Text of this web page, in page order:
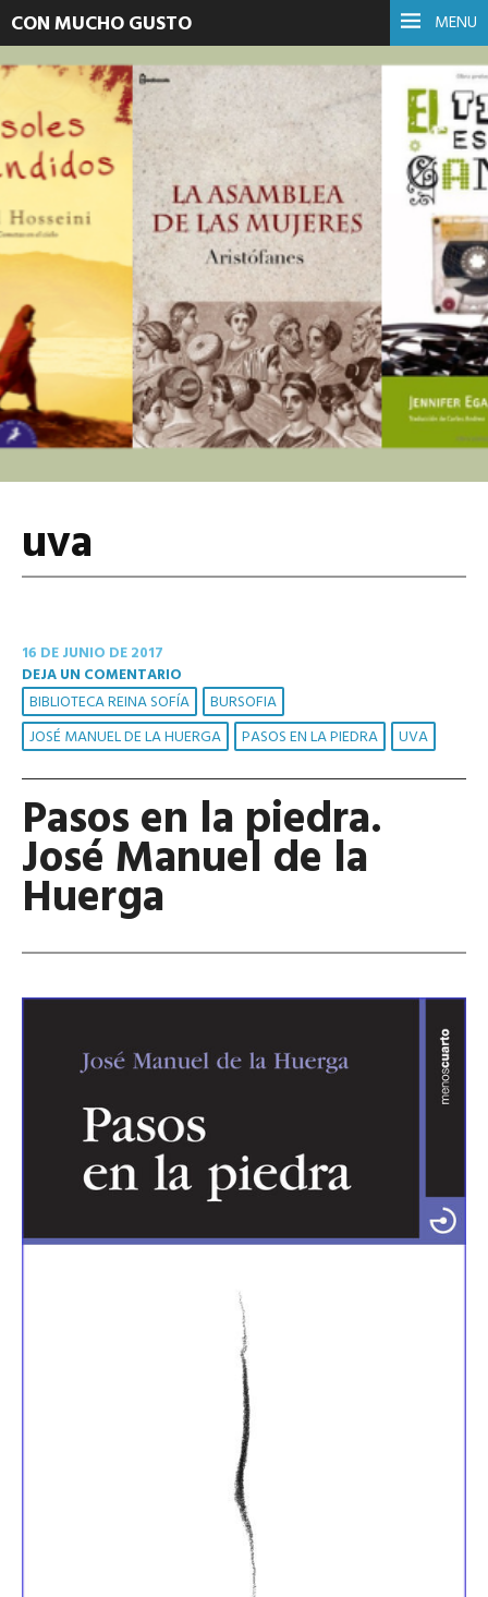
MENU
CON MUCHO GUSTO
uva
16 DE JUNIO DE 2017
DEJA UN COMENTARIO
BIBLIOTECA REINA SOFÍA
BURSOFIA
JOSÉ MANUEL DE LA HUERGA
PASOS EN LA PIEDRA UVA
Pasos en la piedra.
José Manuel de la
Huerga